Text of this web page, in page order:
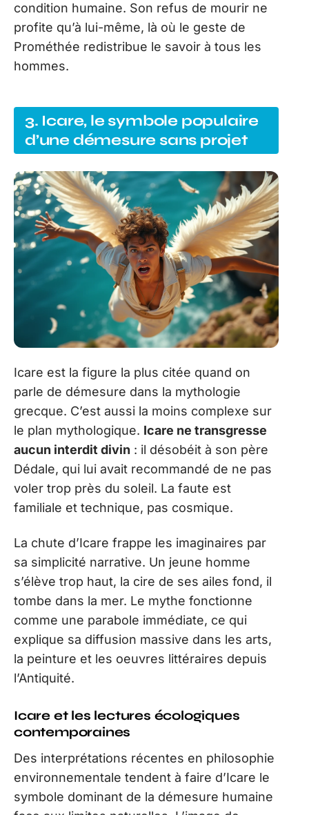
condition humaine. Son refus de mourir ne
profite qu’à lui-même, là où le geste de
Prométhée redistribue le savoir à tous les
hommes.
3. Icare, le symbole populaire
d’une démesure sans projet
Icare est la figure la plus citée quand on
parle de démesure dans la mythologie
grecque. C’est aussi la moins complexe sur
le plan mythologique. Icare ne transgresse
aucun interdit divin : il désobéit à son père
Dédale, qui lui avait recommandé de ne pas
voler trop près du soleil. La faute est
familiale et technique, pas cosmique.
La chute d’Icare frappe les imaginaires par
sa simplicité narrative. Un jeune homme
s’élève trop haut, la cire de ses ailes fond, il
tombe dans la mer. Le mythe fonctionne
comme une parabole immédiate, ce qui
explique sa diffusion massive dans les arts,
la peinture et les oeuvres littéraires depuis
l’Antiquité.
Icare et les lectures écologiques
contemporaines
Des interprétations récentes en philosophie
environnementale tendent à faire d’Icare le
symbole dominant de la démesure humaine